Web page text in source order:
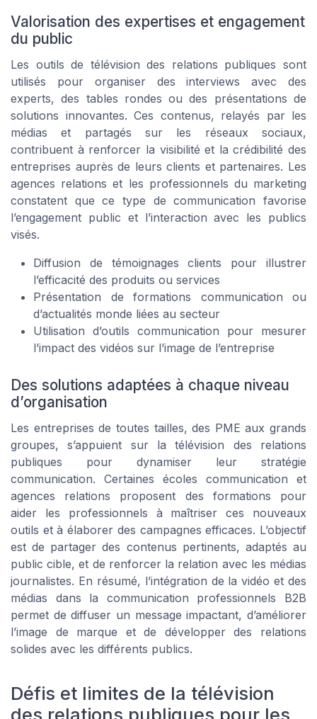
Valorisation des expertises et engagement
du public
Les outils de télévision des relations publiques sont
utilisés pour organiser des interviews avec des
experts, des tables rondes ou des présentations de
solutions innovantes. Ces contenus, relayés par les
médias et partagés sur les réseaux sociaux,
contribuent à renforcer la visibilité et la crédibilité des
entreprises auprès de leurs clients et partenaires. Les
agences relations et les professionnels du marketing
constatent que ce type de communication favorise
l’engagement public et l’interaction avec les publics
visés.
Diffusion de témoignages clients pour illustrer
l’efficacité des produits ou services
Présentation de formations communication ou
d’actualités monde liées au secteur
Utilisation d’outils communication pour mesurer
l’impact des vidéos sur l’image de l’entreprise
Des solutions adaptées à chaque niveau
d’organisation
Les entreprises de toutes tailles, des PME aux grands
groupes, s’appuient sur la télévision des relations
publiques pour dynamiser leur stratégie
communication. Certaines écoles communication et
agences relations proposent des formations pour
aider les professionnels à maîtriser ces nouveaux
outils et à élaborer des campagnes efficaces. L’objectif
est de partager des contenus pertinents, adaptés au
public cible, et de renforcer la relation avec les médias
journalistes. En résumé, l’intégration de la vidéo et des
médias dans la communication professionnels B2B
permet de diffuser un message impactant, d’améliorer
l’image de marque et de développer des relations
solides avec les différents publics.
Défis et limites de la télévision
des relations publiques pour les